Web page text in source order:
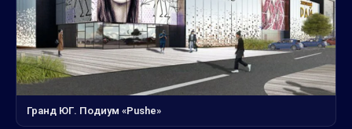
Гранд ЮГ. Подиум «Pushe»